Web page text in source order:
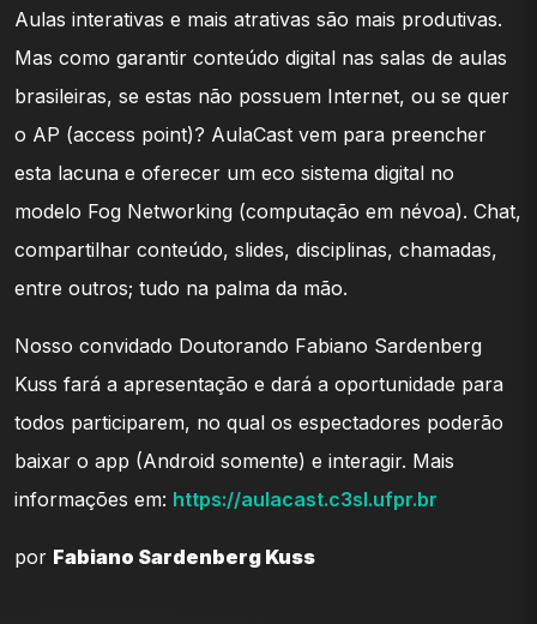
Aulas interativas e mais atrativas são mais produtivas.
Mas como garantir conteúdo digital nas salas de aulas
brasileiras, se estas não possuem Internet, ou se quer
o AP (access point)? AulaCast vem para preencher
esta lacuna e oferecer um eco sistema digital no
modelo Fog Networking (computação em névoa). Chat,
compartilhar conteúdo, slides, disciplinas, chamadas,
entre outros; tudo na palma da mão.
Nosso convidado Doutorando Fabiano Sardenberg
Kuss fará a apresentação e dará a oportunidade para
todos participarem, no qual os espectadores poderão
baixar o app (Android somente) e interagir. Mais
informações em: https://aulacast.c3sl.ufpr.br
por Fabiano Sardenberg Kuss